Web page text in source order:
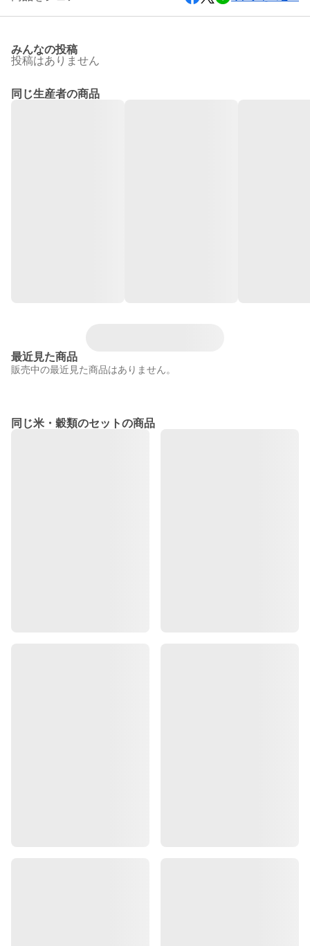
みんなの投稿
投稿はありません
同じ生産者の商品
最近見た商品
販売中の最近見た商品はありません。
同じ米・穀類のセットの商品